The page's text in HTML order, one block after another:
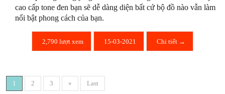
cao cấp tone đen bạn sẽ dễ dàng diện bất cứ bộ đồ nào vẫn làm
nổi bật phong cách của bạn.
2,790 lượt xem 15-03-2021 Chi tiết →
1 2 3 » Last